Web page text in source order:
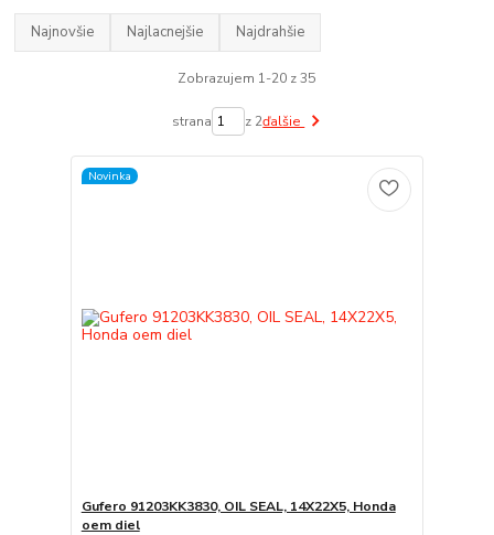
Najnovšie Najlacnejšie Najdrahšie
Zobrazujem 1-20 z 35
strana z 2ďalšie
Novinka
Gufero 91203KK3830, OIL SEAL, 14X22X5, Honda
oem diel